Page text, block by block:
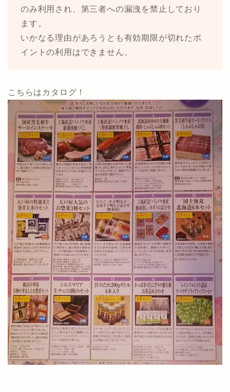
のみ利用され、第三者への漏洩を禁止しており
ます。
いかなる理由があろうとも有効期限が切れたポ
イントの利用はできません。
こちらはカタログ！